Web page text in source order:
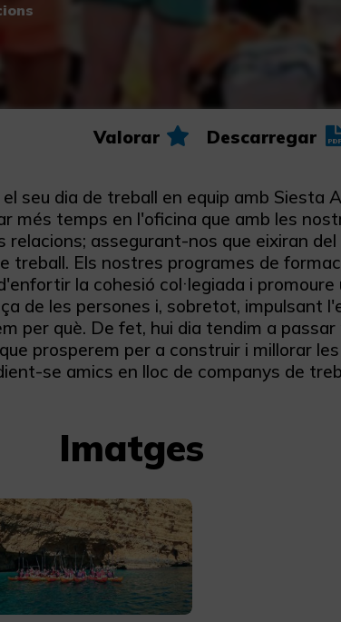
Valorar Descarregar
seu dia de treball en equip amb Siesta
més temps en l'oficina que amb les
relacions; assegurant-nos que eixiran
treball. Els nostres programes de
la cohesió col·legiada i
de les persones i, sobretot, impulsant
per què. De fet, hui dia tendim a
prosperem per a construir i millorar
se amics en lloc de companys de
Imatges